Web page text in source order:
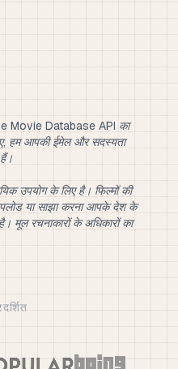
Movie Database API का
हम आपकी ईमेल और सदस्यता
उपयोग के लिए है। फिल्मों की
या साझा करना आपके देश के
मूल रचनाकारों के अधिकारों का